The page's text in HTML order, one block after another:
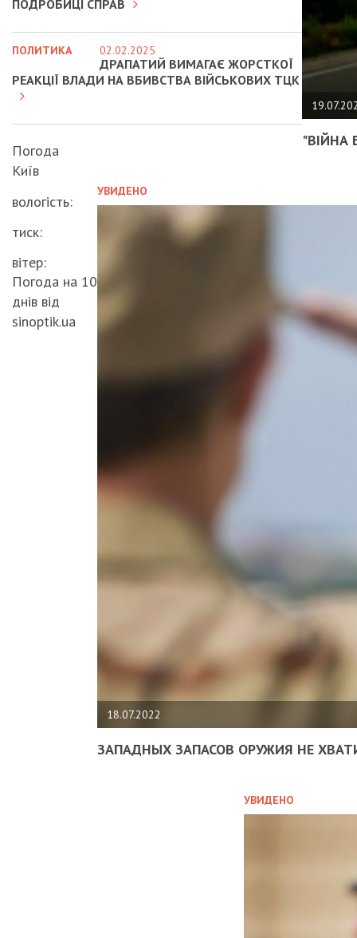
"ВІЙНА
УВИДЕНО
18.07.2022
ЗАПАДНЫХ ЗАПАСОВ ОРУЖИЯ НЕ
УВИДЕНО
ПОДРОБИЦІ СПРАВ
ПОЛИТИКА 02.02.2025
ДРАПАТИЙ ВИМАГАЄ ЖОРСТКОЇ
РЕАКЦІЇ ВЛАДИ НА ВБИВСТВА ВІЙСЬКОВИХ ТЦК
Погода
Київ
вологість:
тиск:
вітер:
Погода на 10
днів від
sinoptik.ua